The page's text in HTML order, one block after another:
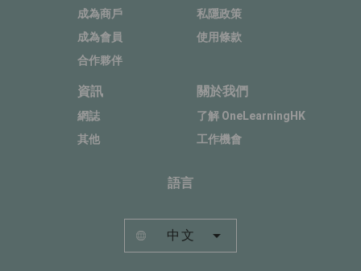
成為商戶
成為會員
合作夥伴
私隱政策
使用條款
資訊
網誌
其他
關於我們
了解 OneLearningHK
工作機會
語言
中文